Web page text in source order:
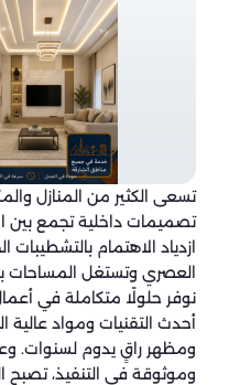
تسعى الكثير من المنازل
تصميمات داخلية تجمع بين
ازدياد الاهتمام
العصري وتستغل المساحات
نوفر حلولًا متكاملة في
أحدث التقنيات ومواد عالية
ومظهر راقٍ يدوم لسنوات.
وموثوقة في التنفيذ، تصبح